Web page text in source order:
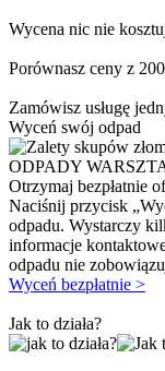
Wycena nic nie
Porównasz ceny z
Zamówisz usługę
Wyceń swój odpad
ODPADY
Otrzymaj bezpłatnie
Naciśnij przycisk
odpadu. Wystarczy
informacje
odpadu nie
Wyceń bezpłatnie >
Jak to działa?